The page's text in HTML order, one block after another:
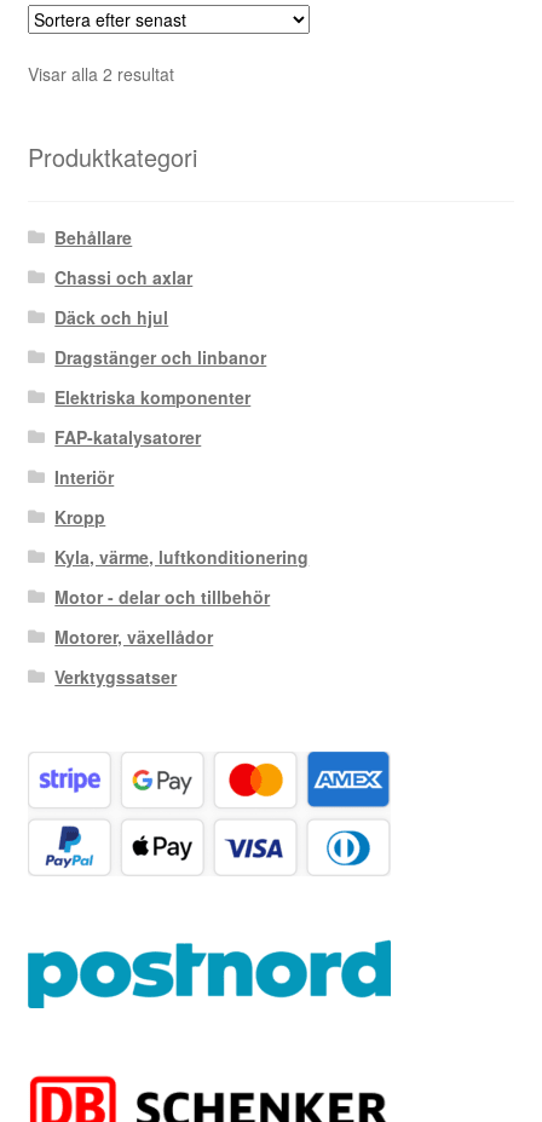
Visar alla 2 resultatSortera
Produktkategori
Behållare
Chassi och axlar
Däck och hjul
Dragstänger och linbanor
Elektriska komponenter
FAP-katalysatorer
Interiör
Kropp
Kyla, värme, luftkonditionering
Motor - delar och tillbehör
Motorer, växellådor
Verktygssatser